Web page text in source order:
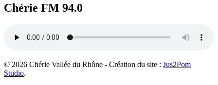
Chérie FM 94.0
© 2026 Chérie Vallée du Rhône - Création du site : Jus2Pom
Studio.